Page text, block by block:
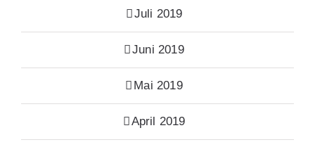
Juli 2019
Juni 2019
Mai 2019
April 2019